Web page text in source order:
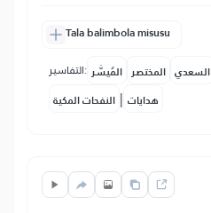
Tala balimbola misusu
التفاسير: المُيسَّر المختصر السعدي
النفحات المكية | هدايات